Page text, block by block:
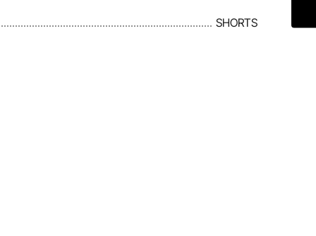
SHORTS